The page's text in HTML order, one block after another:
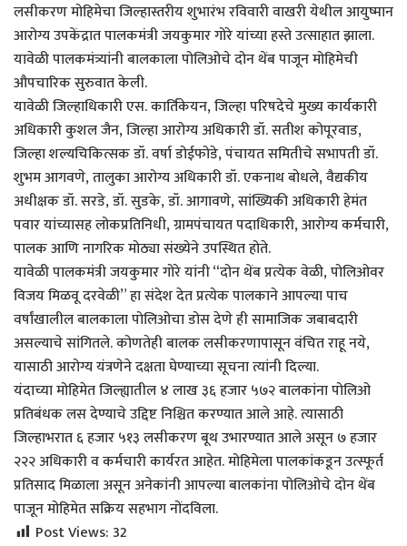
लसीकरण मोहिमेचा जिल्हास्तरीय शुभारंभ रविवारी वाखरी येथील आयुष्मान
आरोग्य उपकेंद्रात पालकमंत्री जयकुमार गोरे यांच्या हस्ते उत्साहात झाला.
यावेळी पालकमंत्र्यांनी बालकाला पोलिओचे दोन थेंब पाजून मोहिमेची
औपचारिक सुरुवात केली.
यावेळी जिल्हाधिकारी एस. कार्तिकेयन, जिल्हा परिषदेचे मुख्य कार्यकारी
अधिकारी कुशल जैन, जिल्हा आरोग्य अधिकारी डॉ. सतीश कोपूरवाड,
जिल्हा शल्यचिकित्सक डॉ. वर्षा डोईफोडे, पंचायत समितीचे सभापती डॉ.
शुभम आगवणे, तालुका आरोग्य अधिकारी डॉ. एकनाथ बोधले, वैद्यकीय
अधीक्षक डॉ. सरडे, डॉ. सुडके, डॉ. आगावणे, सांख्यिकी अधिकारी हेमंत
पवार यांच्यासह लोकप्रतिनिधी, ग्रामपंचायत पदाधिकारी, आरोग्य कर्मचारी,
पालक आणि नागरिक मोठ्या संख्येने उपस्थित होते.
यावेळी पालकमंत्री जयकुमार गोरे यांनी “दोन थेंब प्रत्येक वेळी, पोलिओवर
विजय मिळवू दरवेळी” हा संदेश देत प्रत्येक पालकाने आपल्या पाच
वर्षांखालील बालकाला पोलिओचा डोस देणे ही सामाजिक जबाबदारी
असल्याचे सांगितले. कोणतेही बालक लसीकरणापासून वंचित राहू नये,
यासाठी आरोग्य यंत्रणेने दक्षता घेण्याच्या सूचना त्यांनी दिल्या.
यंदाच्या मोहिमेत जिल्ह्यातील ४ लाख ३६ हजार ५७२ बालकांना पोलिओ
प्रतिबंधक लस देण्याचे उद्दिष्ट निश्चित करण्यात आले आहे. त्यासाठी
जिल्हाभरात ६ हजार ५१३ लसीकरण बूथ उभारण्यात आले असून ७ हजार
२२२ अधिकारी व कर्मचारी कार्यरत आहेत. मोहिमेला पालकांकडून उत्स्फूर्त
प्रतिसाद मिळाला असून अनेकांनी आपल्या बालकांना पोलिओचे दोन थेंब
पाजून मोहिमेत सक्रिय सहभाग नोंदविला.
Post Views:32